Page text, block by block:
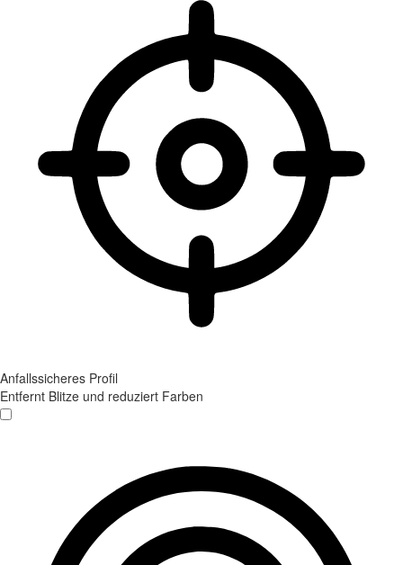
Anfallssicheres Profil
Entfernt Blitze und reduziert Farben